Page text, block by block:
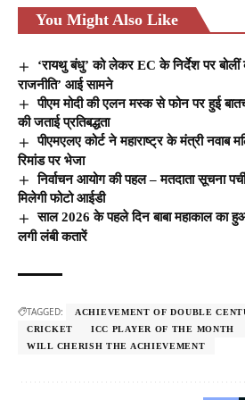
You Might Also Like
‘रायथु बंधु’ को लेकर EC के निर्देश पर बोलीं
राजनीति’ आई सामने
पीएम मोदी की एलन मस्क से फोन पर हुई
की जताई प्रतिबद्धता
पीएमएलए कोर्ट ने महाराष्ट्र के मंत्री नवाब
रिमांड पर भेजा
निर्वाचन आयोग की पहल – मतदाता सूचना
मिलेगी फोटो आईडी
साल 2026 के पहले दिन बाबा महाकाल का
लगी लंबी कतारें
TAGGED:
ACHIEVEMENT OF DOUBLE
CRICKET
ICC PLAYER OF THE MONTH
WILL CHERISH THE ACHIEVEMENT